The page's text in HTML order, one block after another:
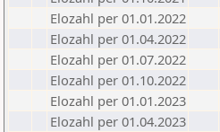
Elozahl per 01.01.2022
Elozahl per 01.04.2022
Elozahl per 01.07.2022
Elozahl per 01.10.2022
Elozahl per 01.01.2023
Elozahl per 01.04.2023